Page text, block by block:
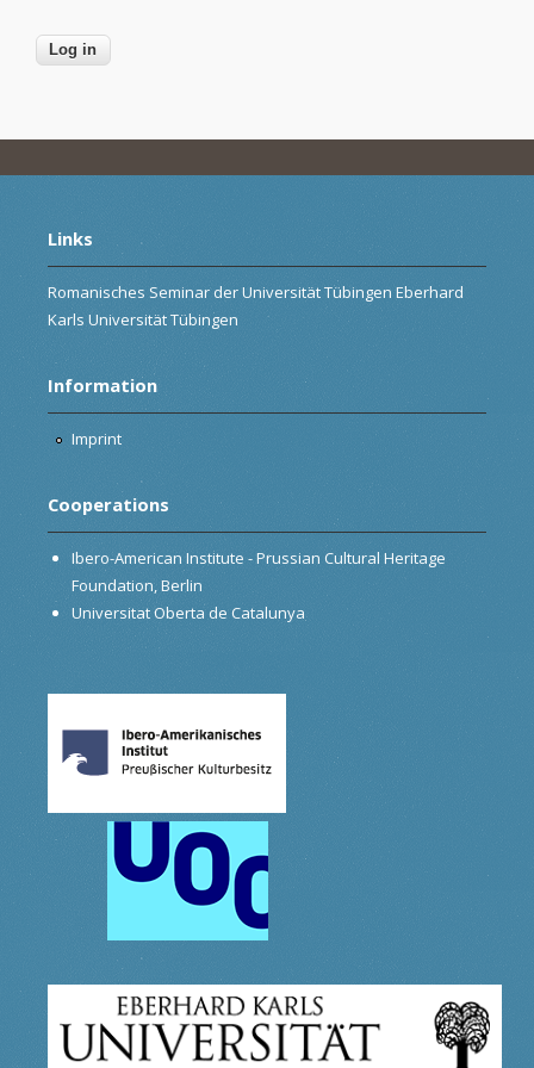
Links
Romanisches Seminar der Universität Tübingen Eberhard
Karls Universität Tübingen
Information
Imprint
Cooperations
Ibero-American Institute - Prussian Cultural Heritage
Foundation, Berlin
Universitat Oberta de Catalunya